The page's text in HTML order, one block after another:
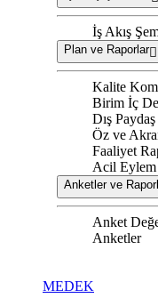
İş Akış
Plan ve Raporlar
Kalite
Birim İç
Dış
Öz ve
Faaliyet
Acil Eylem
Anketler ve
Anket
Anketler
MEDEK